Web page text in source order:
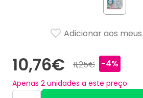
10,76€ 11,25€ -4%
Apenas 2 unidades a este preço
Adicionar aos